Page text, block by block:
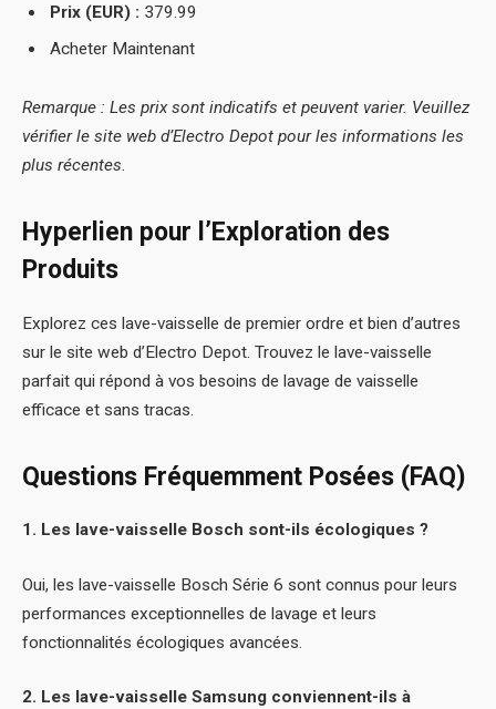
Prix (EUR) : 379.99
Acheter Maintenant
Remarque : Les prix sont indicatifs et peuvent varier. Veuillez
vérifier le site web d’Electro Depot pour les informations les
plus récentes.
Hyperlien pour l’Exploration des
Produits
Explorez ces lave-vaisselle de premier ordre et bien d’autres
sur le site web d’Electro Depot. Trouvez le lave-vaisselle
parfait qui répond à vos besoins de lavage de vaisselle
efficace et sans tracas.
Questions Fréquemment Posées (FAQ)
1. Les lave-vaisselle Bosch sont-ils écologiques ?
Oui, les lave-vaisselle Bosch Série 6 sont connus pour leurs
performances exceptionnelles de lavage et leurs
fonctionnalités écologiques avancées.
2. Les lave-vaisselle Samsung conviennent-ils à